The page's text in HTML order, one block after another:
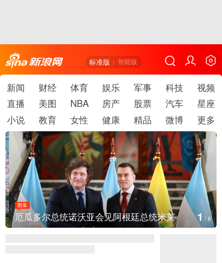
标准版 智能版
新闻 财经 体育 娱乐 军事 科技
视频
直播
美图 NBA 房产 股票 汽车
星座
小说
教育 女性 健康 精品 微博 更多
图集
厄瓜多尔总统诺沃亚会见阿根廷总统米莱 1 /6